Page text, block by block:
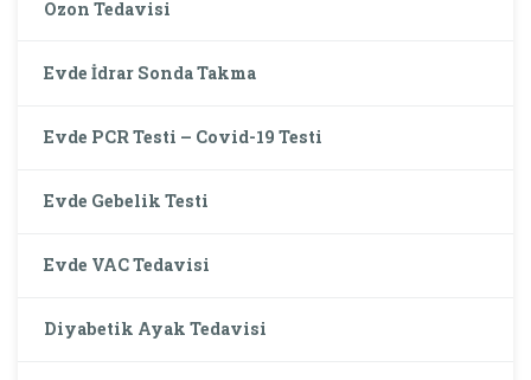
Ozon Tedavisi
Evde İdrar Sonda Takma
Evde PCR Testi – Covid-19 Testi
Evde Gebelik Testi
Evde VAC Tedavisi
Diyabetik Ayak Tedavisi